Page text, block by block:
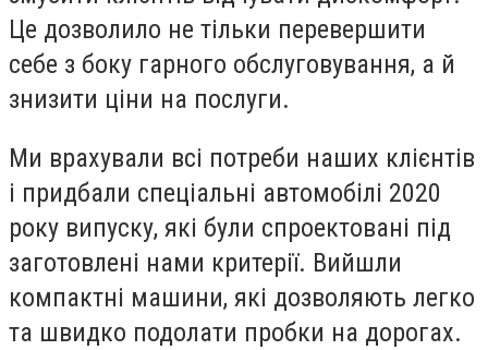
Це дозволило не тільки перевершити
себе з боку гарного обслуговування, а й
знизити ціни на послуги.
Ми врахували всі потреби наших клієнтів
і придбали спеціальні автомобілі 2020
року випуску, які були спроектовані під
заготовлені нами критерії. Вийшли
компактні машини, які дозволяють легко
та швидко подолати пробки на дорогах.